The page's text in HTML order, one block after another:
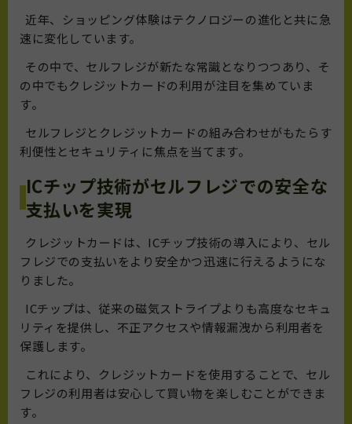
近年、ショッピング体験はテクノロジーの進化と共に急
速に変化しています。
その中で、セルフレジが新たな常識となりつつあり、そ
の中でもクレジットカードの利用が注目を集めていま
す。
セルフレジとクレジットカードの組み合わせがもたらす
利便性とセキュリティに焦点を当てます。
ICチップ技術がセルフレジでの安全な
支払いを実現
クレジットカードは、ICチップ技術の導入により、セル
フレジでの支払いをより安全かつ迅速に行えるようにな
りました。
ICチップは、従来の磁気ストライプよりも高度なセキュ
リティを提供し、不正アクセスや情報漏洩から利用者を
保護します。
これにより、クレジットカードを使用することで、セル
フレジの利用者は安心して買い物を楽しむことができま
す。